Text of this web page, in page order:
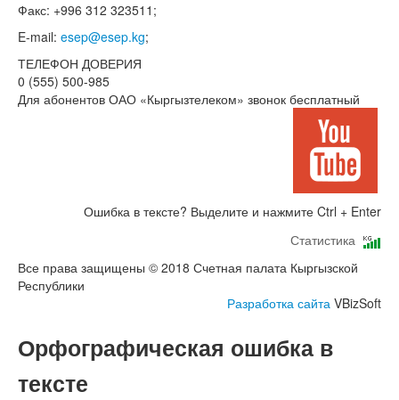
Факс: +996 312 323511;
E-mail: esep@esep.kg;
ТЕЛЕФОН ДОВЕРИЯ
0 (555) 500-985
Для абонентов ОАО «Кыргызтелеком» звонок бесплатный
Ошибка в тексте? Выделите и нажмите Ctrl + Enter
Статистика
Все права защищены © 2018 Счетная палата Кыргызской
Республики
Разработка сайта VBizSoft
Орфографическая ошибка в
тексте